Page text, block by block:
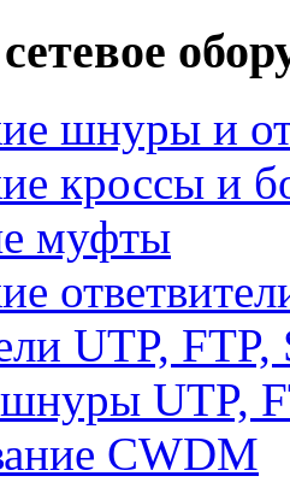
шнуры и
кроссы и
муфты
UTP, FTP,
UTP,
CWDM